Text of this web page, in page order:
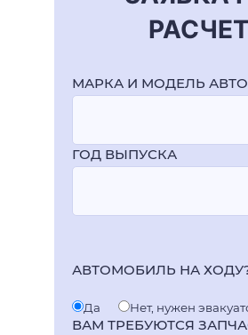
РАСЧЕТ
МАРКА И МОДЕЛЬ
ГОД ВЫПУСКА
АВТОМОБИЛЬ НА
Да Нет, нужен
ВАМ ТРЕБУЮТСЯ